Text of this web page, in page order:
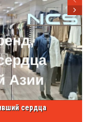
сердца